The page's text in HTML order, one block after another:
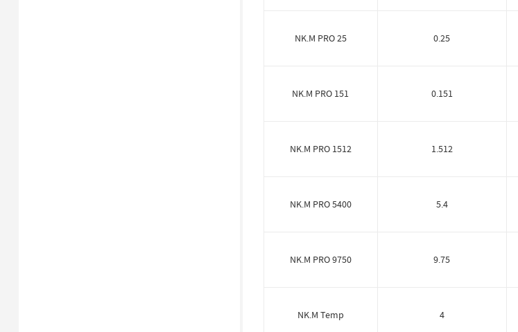
NK.M PRO 25 0.25
NK.M PRO 151 0.151
NK.M PRO 1512 1.512
NK.M PRO 5400 5.4
NK.M PRO 9750 9.75
NK.M Temp 4